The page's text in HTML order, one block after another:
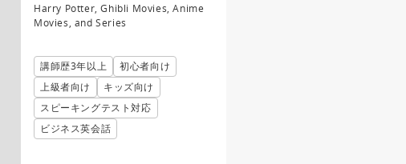
Harry Potter, Ghibli Movies, Anime
Movies, and Series
講師歴3年以上
初心者向け
上級者向け
キッズ向け
スピーキングテスト対応
ビジネス英会話